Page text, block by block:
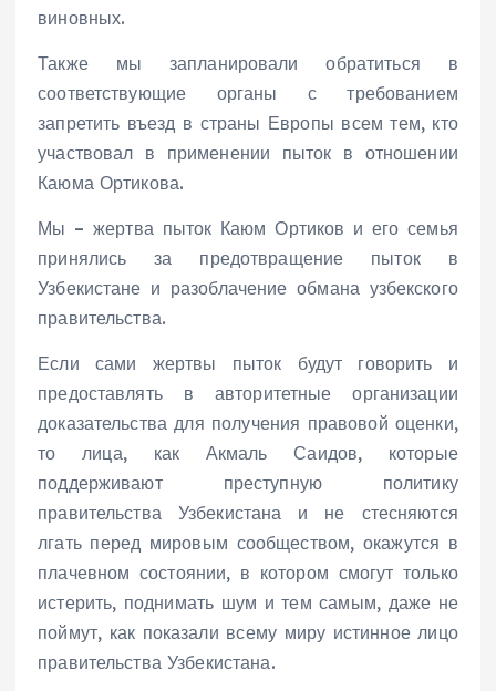
виновных.
Также мы запланировали обратиться в
соответствующие органы с требованием
запретить въезд в страны Европы всем тем, кто
участвовал в применении пыток в отношении
Каюма Ортикова.
Мы – жертва пыток Каюм Ортиков и его семья
принялись за предотвращение пыток в
Узбекистане и разоблачение обмана узбекского
правительства.
Если сами жертвы пыток будут говорить и
предоставлять в авторитетные организации
доказательства для получения правовой оценки,
то лица, как Акмаль Саидов, которые
поддерживают преступную политику
правительства Узбекистана и не стесняются
лгать перед мировым сообществом, окажутся в
плачевном состоянии, в котором смогут только
истерить, поднимать шум и тем самым, даже не
поймут, как показали всему миру истинное лицо
правительства Узбекистана.